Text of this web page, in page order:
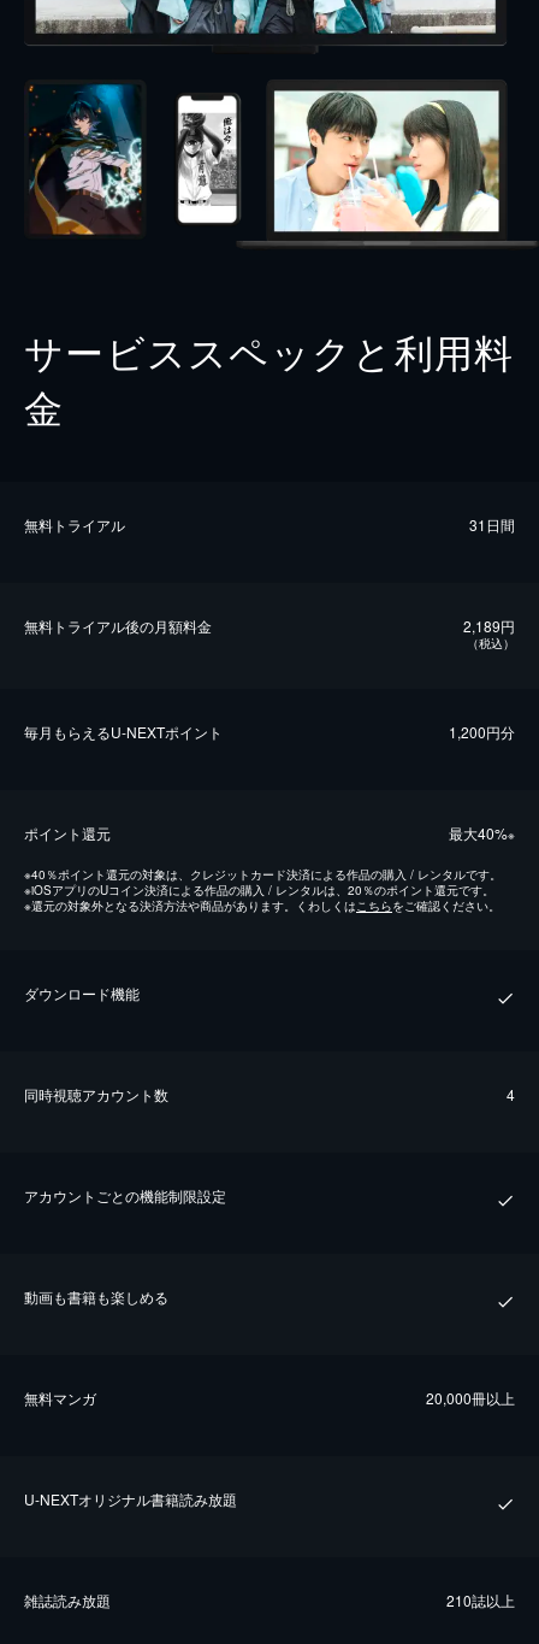
サービススペックと利用料
金
無料トライアル 31日間
無料トライアル後の⽉額料金 2,189円
（税込）
毎⽉もらえるU-NEXTポイント 1,200円分
ポイント還元 最⼤40%※
※40％ポイント還元の対象は、クレジットカード決済による作品の購入 / レンタルです。
※iOSアプリのUコイン決済による作品の購入 / レンタルは、20％のポイント還元です。
※還元の対象外となる決済方法や商品があります。くわしくはこちらをご確認ください。
ダウンロード機能
同時視聴アカウント数 4
アカウントごとの機能制限設定
動画も書籍も楽しめる
無料マンガ 20,000冊以上
U-NEXTオリジナル書籍読み放題
雑誌読み放題 210誌以上